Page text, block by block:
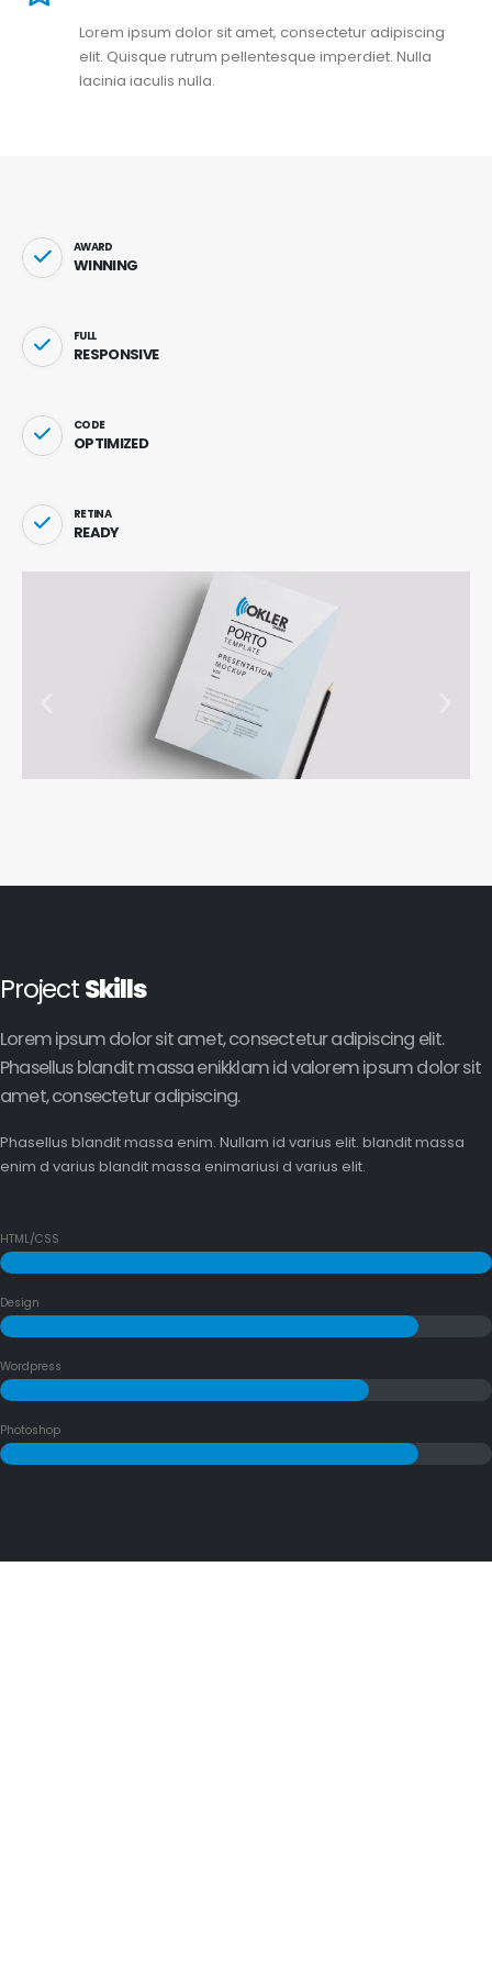
Lorem ipsum dolor sit amet, consectetur adipiscing
elit. Quisque rutrum pellentesque imperdiet. Nulla
lacinia iaculis nulla.
AWARD
WINNING
FULL
RESPONSIVE
CODE
OPTIMIZED
RETINA
READY
ProjectSkills
Lorem ipsum dolor sit amet, consectetur adipiscing elit.
Phasellus blandit massa enikklam id valorem ipsum dolor sit
amet, consectetur adipiscing.
Phasellus blandit massa enim. Nullam id varius elit. blandit massa
enim d varius blandit massa enimariusi d varius elit.
HTML/CSS
Design
Wordpress
Photoshop